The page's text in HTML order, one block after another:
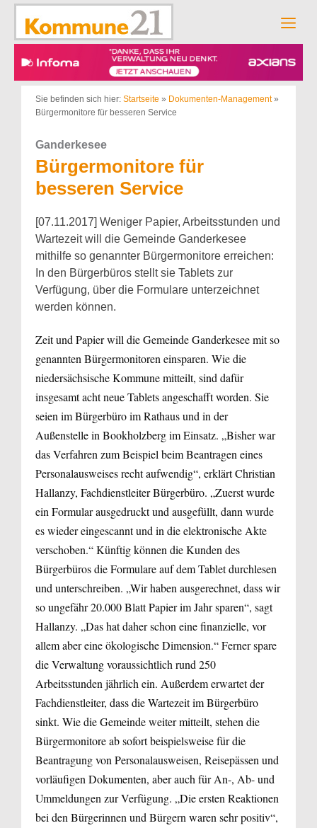
Zum
springen
Sie befinden sich hier: Startseite » Dokumenten-Management»
Bürgermonitore für besseren Service
Ganderkesee
Bürgermonitore für
besseren Service
[07.11.2017] Weniger Papier, Arbeitsstunden und
Wartezeit will die Gemeinde Ganderkesee
mithilfe so genannter Bürgermonitore erreichen:
In den Bürgerbüros stellt sie Tablets zur
Verfügung, über die Formulare unterzeichnet
werden können.
Zeit und Papier will die Gemeinde Ganderkesee mit so
genannten Bürgermonitoren einsparen. Wie die
niedersächsische Kommune mitteilt, sind dafür
insgesamt acht neue Tablets angeschafft worden. Sie
seien im Bürgerbüro im Rathaus und in der
Außenstelle in Bookholzberg im Einsatz. „Bisher war
das Verfahren zum Beispiel beim Beantragen eines
Personalausweises recht aufwendig“, erklärt Christian
Hallanzy, Fachdienstleiter Bürgerbüro. „Zuerst wurde
ein Formular ausgedruckt und ausgefüllt, dann wurde
es wieder eingescannt und in die elektronische Akte
verschoben.“ Künftig können die Kunden des
Bürgerbüros die Formulare auf dem Tablet durchlesen
und unterschreiben. „Wir haben ausgerechnet, dass wir
so ungefähr 20.000 Blatt Papier im Jahr sparen“, sagt
Hallanzy. „Das hat daher schon eine finanzielle, vor
allem aber eine ökologische Dimension.“ Ferner spare
die Verwaltung voraussichtlich rund 250
Arbeitsstunden jährlich ein. Außerdem erwartet der
Fachdienstleiter, dass die Wartezeit im Bürgerbüro
sinkt. Wie die Gemeinde weiter mitteilt, stehen die
Bürgermonitore ab sofort beispielsweise für die
Beantragung von Personalausweisen, Reisepässen und
vorläufigen Dokumenten, aber auch für An-, Ab- und
Ummeldungen zur Verfügung. „Die ersten Reaktionen
bei den Bürgerinnen und Bürgern waren sehr positiv“,